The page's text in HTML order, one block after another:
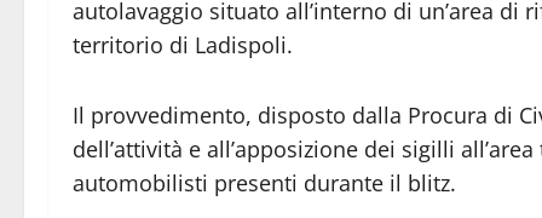
autolavaggio situato all’interno di un’area
territorio di Ladispoli.
Il provvedimento, disposto dalla Procura di
dell’attività e all’apposizione dei sigilli
automobilisti presenti durante il blitz.